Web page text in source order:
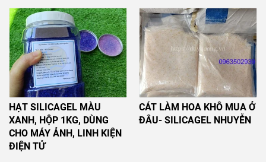
HẠT SILICAGEL MÀU
XANH, HỘP 1KG, DÙNG
CHO MÁY ẢNH, LINH KIỆN
ĐIỆN TỬ
CÁT LÀM HOA KHÔ MUA Ở
ĐÂU- SILICAGEL NHUYỄN